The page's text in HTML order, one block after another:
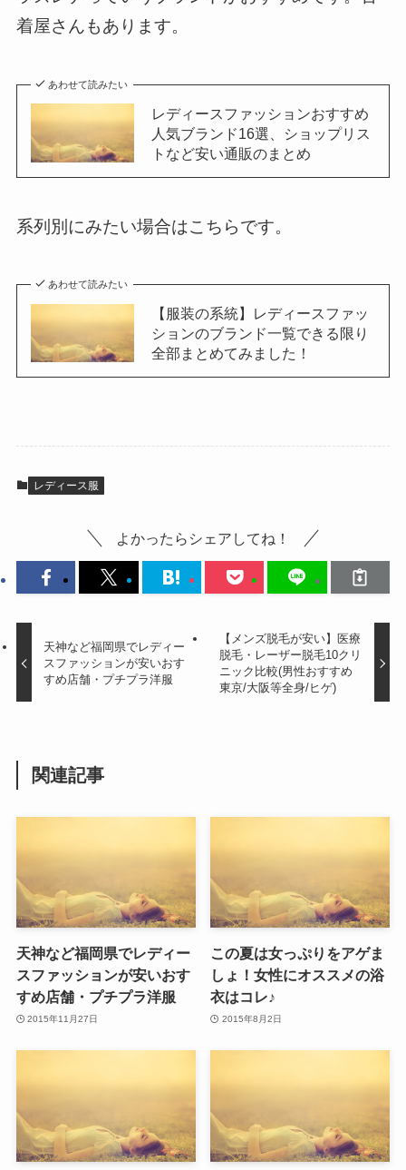
着屋さんもあります。
あわせて読みたい
レディースファッションおすすめ
人気ブランド16選、ショップリス
トなど安い通販のまとめ
系列別にみたい場合はこちらです。
あわせて読みたい
【服装の系統】レディースファッ
ションのブランド一覧できる限り
全部まとめてみました！
レディース服
よかったらシェアしてね！
天神など福岡県でレディー
スファッションが安いおす
すめ店舗・プチプラ洋服
【メンズ脱毛が安い】医療
脱毛・レーザー脱毛10クリ
ニック比較(男性おすすめ
東京/大阪等全身/ヒゲ)
関連記事
天神など福岡県でレディー
スファッションが安いおす
すめ店舗・プチプラ洋服
2015年11月27日
この夏は女っぷりをアゲま
しょ！女性にオススメの浴
衣はコレ♪
2015年8月2日